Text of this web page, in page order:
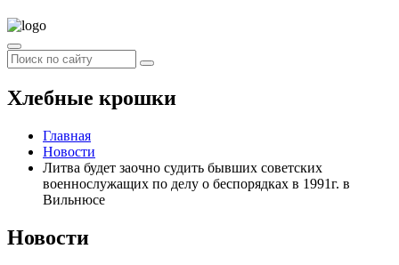
Хлебные крошки
Главная
Новости
Литва будет заочно судить бывших советских
военнослужащих по делу о беспорядках в 1991г. в
Вильнюсе
Новости